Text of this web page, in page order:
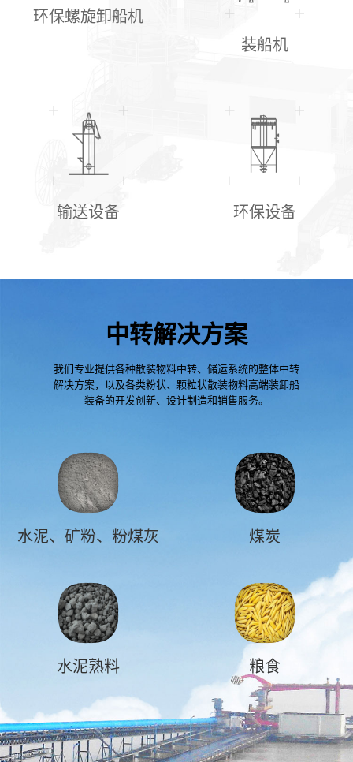
环保螺旋卸船机
装船机
输送设备 环保设备
中转解决方案
我们专业提供各种散装物料中转、储运系统的整体中转
解决方案，以及各类粉状、颗粒状散装物料高端装卸船
装备的开发创新、设计制造和销售服务。
水泥、矿粉、粉煤灰 煤炭
水泥熟料 粮食